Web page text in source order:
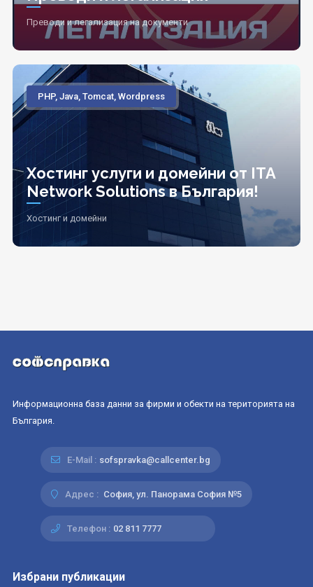
Преводи и легализация на документи
PHP, Java, Tomcat, Wordpress
Хостинг услуги и домейни от ITA
Network Solutions в България!
Хостинг и домейни
Информационна база данни за фирми и обекти на територията на
България.
E-Mail : sofspravka@callcenter.bg
Адрес : София, ул. Панорама София №5
Телефон : 02 811 7777
Избрани публикации